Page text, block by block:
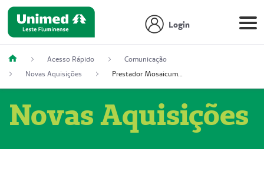
Login
Acesso Rápido
Comunicação
Novas Aquisições
Prestador Mosaicum Espaço Clínico Ltda (51004352-0)
Novas Aquisições